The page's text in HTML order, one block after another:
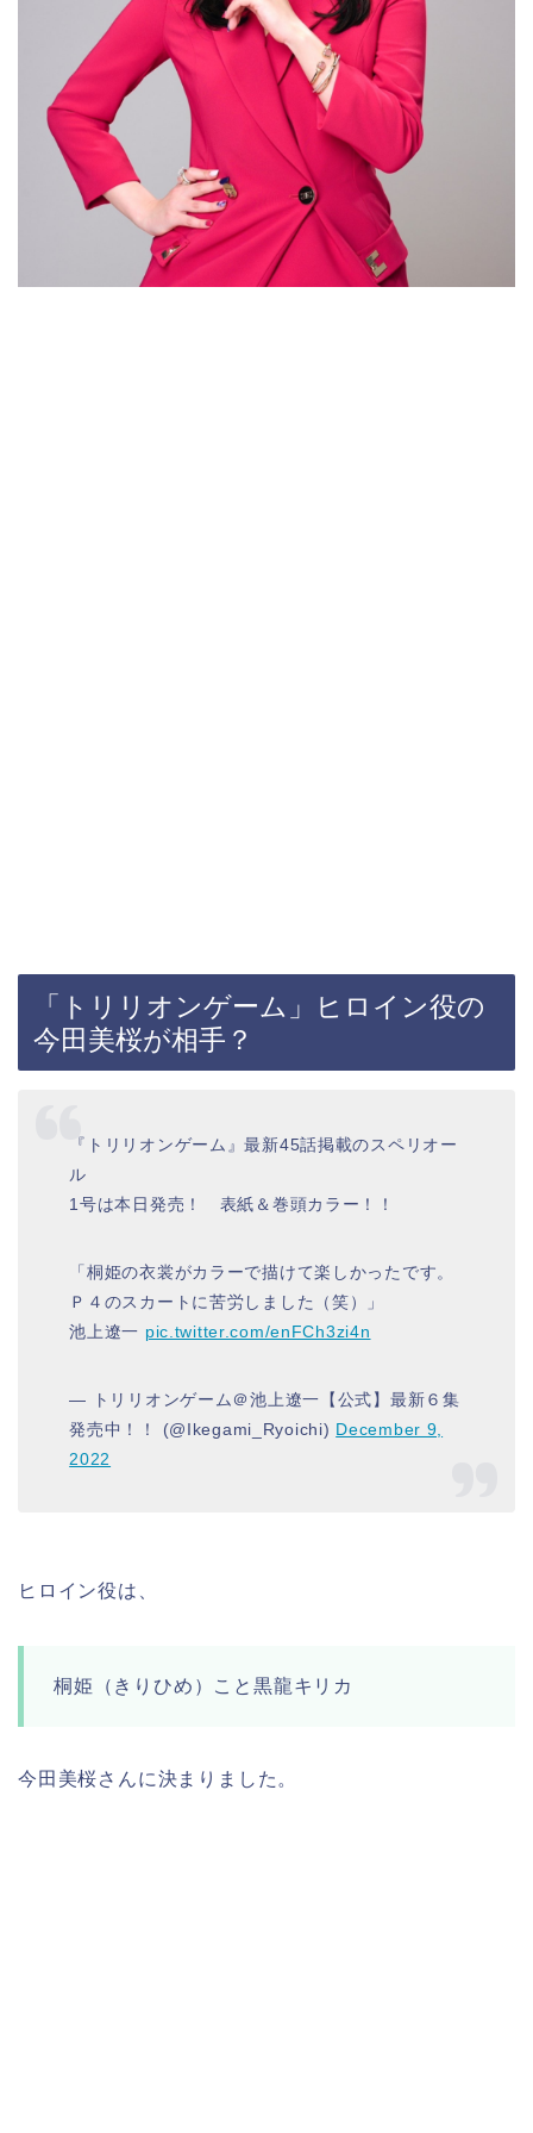
「トリリオンゲーム」ヒロイン役の
今田美桜が相手？
『トリリオンゲーム』最新45話掲載のスペリオー
ル
1号は本日発売！ 表紙＆巻頭カラー！！
「桐姫の衣裳がカラーで描けて楽しかったです。
Ｐ４のスカートに苦労しました（笑）」
池上遼一 pic.twitter.com/enFCh3zi4n
— トリリオンゲーム＠池上遼一【公式】最新６集
発売中！！ (@Ikegami_Ryoichi) December 9,
2022
ヒロイン役は、
桐姫（きりひめ）こと黒龍キリカ
今田美桜さんに決まりました。